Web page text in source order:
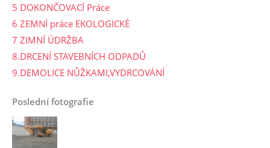
5 DOKONČOVACÍ Práce
6 ZEMNÍ práce EKOLOGICKÉ
7 ZIMNÍ ÚDRŽBA
8.DRCENÍ STAVEBNÍCH ODPADŮ
9.DEMOLICE NŮŽKAMI,VYDRCOVÁNÍ
Poslední fotografie